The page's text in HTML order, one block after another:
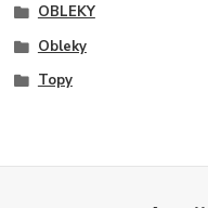
OBLEKY
Obleky
Topy